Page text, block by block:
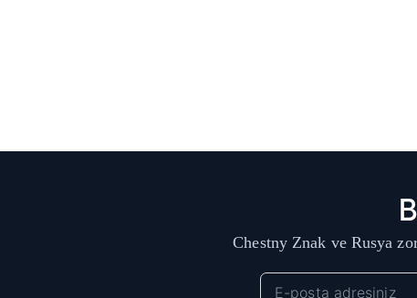
Chestny Znak ve Rusya